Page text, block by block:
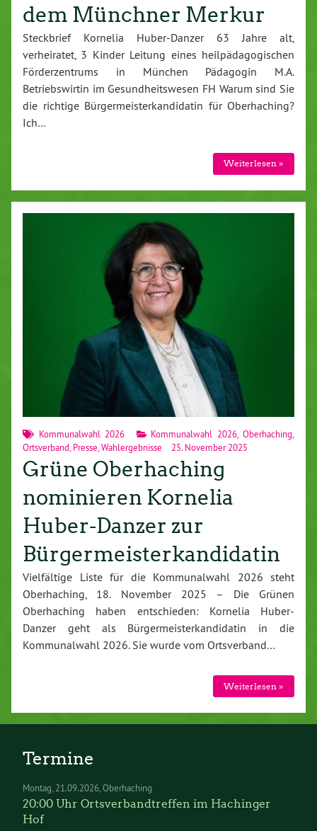
dem Münchner Merkur
Steckbrief Kornelia Huber-Danzer 63 Jahre alt,
verheiratet, 3 Kinder Leitung eines heilpädagogischen
Förderzentrums in München Pädagogin M.A.
Betriebswirtin im Gesundheitswesen FH Warum sind Sie
die richtige Bürgermeisterkandidatin für Oberhaching?
Ich…
Weiterlesen »
Kommunalwahl 2026 Kommunalwahl 2026, Oberhaching
Ortsverband Presse Wahlergebnisse 25. November 2025
Grüne Oberhaching
nominieren Kornelia
Huber-Danzer zur
Bürgermeisterkandidatin
Vielfältige Liste für die Kommunalwahl 2026 steht
Oberhaching, 18. November 2025 – Die Grünen
Oberhaching haben entschieden: Kornelia Huber-
Danzer geht als Bürgermeisterkandidatin in die
Kommunalwahl 2026. Sie wurde vom Ortsverband…
Weiterlesen »
Termine
Montag 21.09.2026 Oberhaching
20:00 Uhr Ortsverbandtreffen im Hachinger
Hof